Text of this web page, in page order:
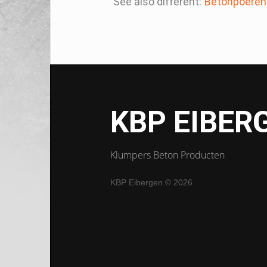
KBP
Klumpers Beton Producten
KBP Eibergen © 2026